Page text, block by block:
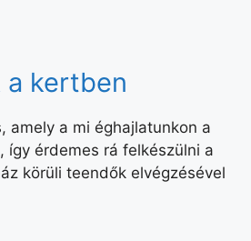
a kertben
amely a mi éghajlatunkon a
így érdemes rá felkészülni a
körüli teendők elvégzésével